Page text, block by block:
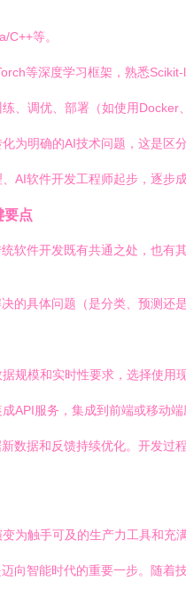
C++等。
等深度学习框架，熟悉Scikit-
、调优、部署（如使用
为明确的AI技术问题，这是区
、AI软件开发工程师起步，逐步
要点
软件开发既有共通之处，也有
决的具体问题（是分类、预测
据规模和实时性要求，选择使
成API服务，集成到前端或移动
新数据和反馈持续优化。开发过
为触手可及的生产力工具和
向智能时代的重要一步。随着